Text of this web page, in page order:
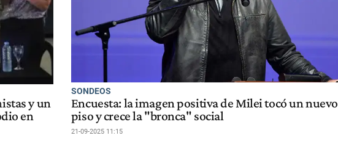
y un
en
SONDEOS
Encuesta: la imagen positiva de Milei tocó un nuevo
piso y crece la "bronca" social
21-09-2025 11:15